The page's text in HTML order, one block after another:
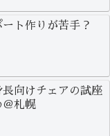
ート作りが苦手？
向けチェアの試座
＠札幌